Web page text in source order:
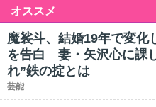
オススメ
魔裟斗、結婚19年で変化
を告白 妻・矢沢心に課
れ”鉄の掟とは
芸能